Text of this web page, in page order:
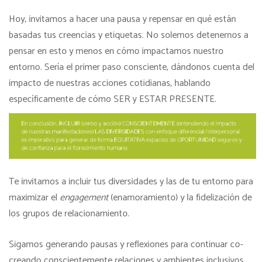
Hoy, invitamos a hacer una pausa y repensar en qué están
basadas tus creencias y etiquetas. No solemos detenernos a
pensar en esto y menos en cómo impactamos nuestro
entorno. Sería el primer paso consciente, dándonos cuenta del
impacto de nuestras acciones cotidianas, hablando
específicamente de cómo SER y ESTAR PRESENTE.
Te invitamos a incluir tus diversidades y las de tu entorno para
maximizar el engagement(enamoramiento) y la fidelización de
los grupos de relacionamiento.
Sigamos generando pausas y reflexiones para continuar co-